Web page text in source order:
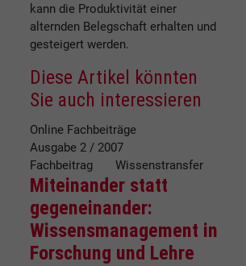
kann die Produktivität einer
alternden Belegschaft erhalten und
gesteigert werden.
Diese Artikel könnten
Sie auch interessieren
Online Fachbeiträge
Ausgabe 2 / 2007
Fachbeitrag Wissenstransfer
Miteinander statt
gegeneinander:
Wissensmanagement in
Forschung und Lehre